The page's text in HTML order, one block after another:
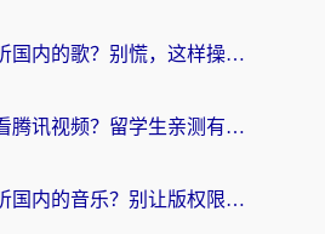
在国外无法听国内的歌？别慌，这样操作就能畅听QQ音乐（附亲测加速器推荐）
在国外如何看腾讯视频？留学生亲测有效的回国加速方案
在国外怎么听国内的音乐？别让版权限制断了你的华语歌单